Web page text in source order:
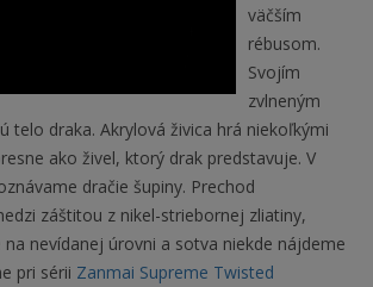
väčším
rébusom.
Svojím
zvlneným
telo draka. Akrylová živica hrá niekoľkými
ako živel, ktorý drak predstavuje. V
dračie šupiny. Prechod
záštitou z nikel-striebornej zliatiny,
nevídanej úrovni a sotva niekde nájdeme
pri sérii Zanmai Supreme Twisted